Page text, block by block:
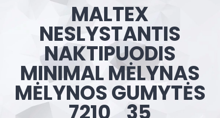
MALTEX
NESLYSTANTIS
NAKTIPUODIS
MINIMAL MĖLYNAS
MĖLYNOS GUMYTĖS